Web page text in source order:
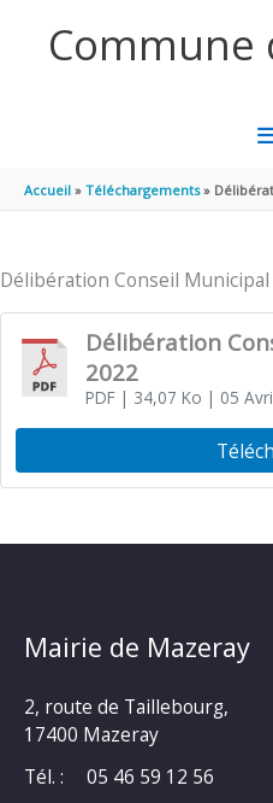
Commune
Accueil Téléchargements
Délibération Conseil Municipal
Délibération
2022
PDF| 34,07 Ko | 05
Mairie de Mazeray
2, route de Taillebourg,
17400 Mazeray
Tél. :
05 46 59 12 56